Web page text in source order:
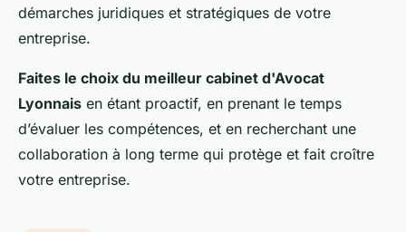
démarches juridiques et stratégiques de votre
entreprise.
Faites le choix du meilleur cabinet d'Avocat
Lyonnais en étant proactif, en prenant le temps
d’évaluer les compétences, et en recherchant une
collaboration à long terme qui protège et fait croître
votre entreprise.